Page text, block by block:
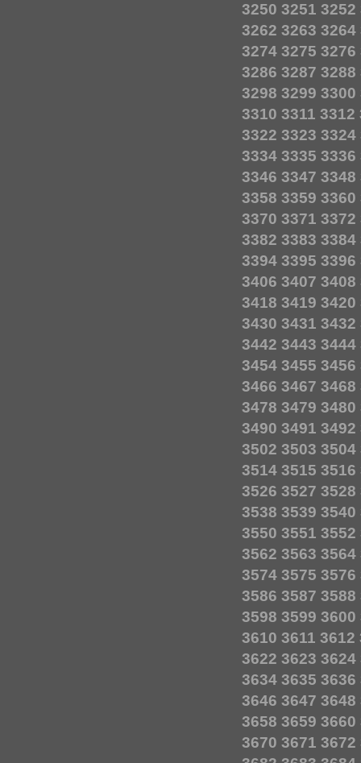
3250 3251 3252
3262 3263 3264
3274 3275 3276
3286 3287 3288
3298 3299 3300
3310 3311 3312
3322 3323 3324
3334 3335 3336
3346 3347 3348
3358 3359 3360
3370 3371 3372
3382 3383 3384
3394 3395 3396
3406 3407 3408
3418 3419 3420
3430 3431 3432
3442 3443 3444
3454 3455 3456
3466 3467 3468
3478 3479 3480
3490 3491 3492
3502 3503 3504
3514 3515 3516
3526 3527 3528
3538 3539 3540
3550 3551 3552
3562 3563 3564
3574 3575 3576
3586 3587 3588
3598 3599 3600
3610 3611 3612
3622 3623 3624
3634 3635 3636
3646 3647 3648
3658 3659 3660
3670 3671 3672